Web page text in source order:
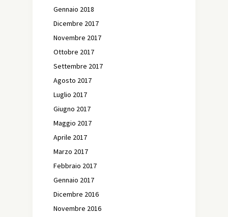
Gennaio 2018
Dicembre 2017
Novembre 2017
Ottobre 2017
Settembre 2017
Agosto 2017
Luglio 2017
Giugno 2017
Maggio 2017
Aprile 2017
Marzo 2017
Febbraio 2017
Gennaio 2017
Dicembre 2016
Novembre 2016